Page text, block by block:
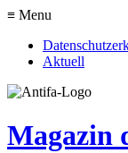
≡ Menu
Aktuell
Magazin